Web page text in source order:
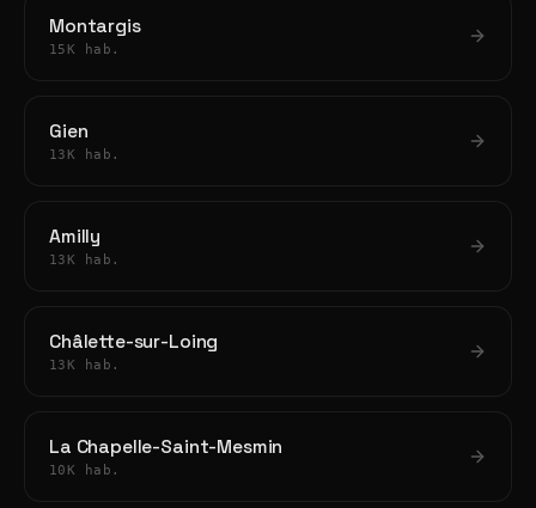
Montargis
15K hab.
Gien
13K hab.
Amilly
13K hab.
Châlette-sur-Loing
13K hab.
La Chapelle-Saint-Mesmin
10K hab.